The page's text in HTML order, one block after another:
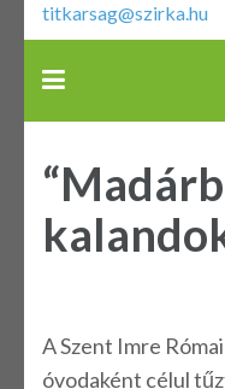
titkarsag@szirka.hu
A Szent Imre
óvodaként célul